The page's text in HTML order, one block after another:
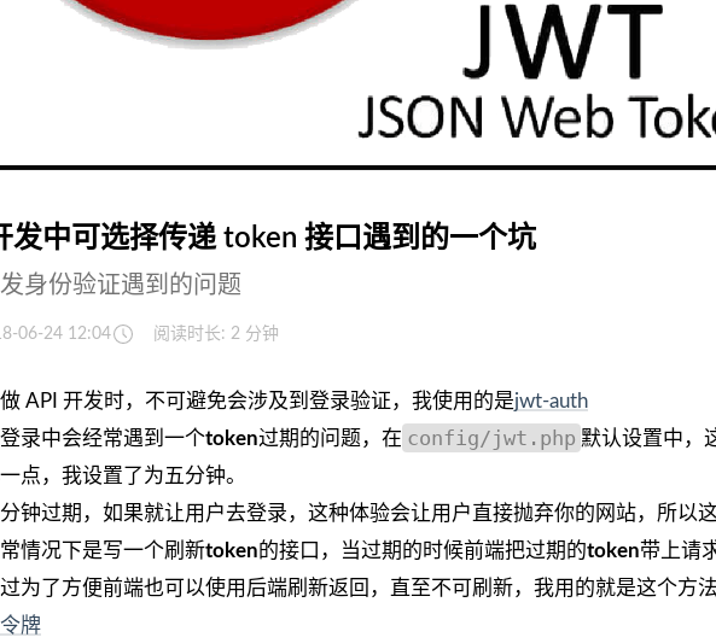
发中可选择传递 token 接口遇到的一个坑
身份验证遇到的问题
06-24 12:04 阅读时长: 2 分钟
API 开发时，不可避免会涉及到登录验证，我使用的是jwt-auth
录中会经常遇到一个token过期的问题，在 config/jwt.php 默认设置中，
点，我设置了为五分钟。
钟过期，如果就让用户去登录，这种体验会让用户直接抛弃你的网站，所以
情况下是写一个刷新token的接口，当过期的时候前端把过期的token带上请
为了方便前端也可以使用后端刷新返回，直至不可刷新，我用的就是这个方法
牌